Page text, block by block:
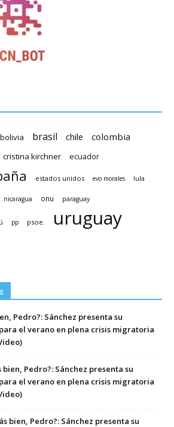
bolivia brasil chile colombia
cristina kirchner ecuador
estados unidos evo morales lula
nicaragua onu paraguay
pp psoe. uruguay
Pedro?: Sánchez presenta su
para el verano en plena crisis migratoria
bien, Pedro?: Sánchez presenta su
para el verano en plena crisis migratoria
bien, Pedro?: Sánchez presenta su